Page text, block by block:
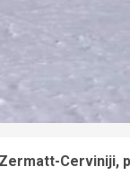
Cerviniji,